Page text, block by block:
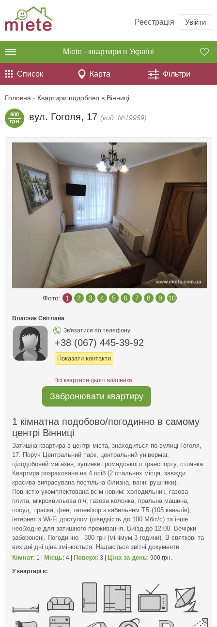
Реєстрація Увійти
Miete - квартири в Україні
Список Карта Фільтри
Головна - Квартири подобово в Вінниці
900
грн
вул. Гоголя, 17 (код: №19959)
Фото: 1 2 3 4 5 6 7 8 9 10
Власник Світлана
Зв'язатися по телефону:
+38 (067) 445-39-92
Показати контакти
Всі квартири цього власника
Забронювати квартиру
1 кімнатна подобово/погодинно в самому
центрі Вінниці
Затишна квартира в центрі міста, знаходиться по вулиці Гоголя,
17. Поруч Центральний парк, центральний універмаг,
цілодобовий магазин, зупинки громадського транспорту, стоянка.
Квартира розрахована на 4 осіб (2 спальних місця, завжди
красива випрасувана постільна білизна, ванні рушники).
Повністю укомплектована всім новим: холодильник, газова
плита, мікрохвильова піч, газова колонка, пральна машина,
посуд, праска, фен, телевізор з кабельним ТБ (105 каналів),
інтернет з Wi-Fi доступом (швидкість до 100 Мбіт/с) та інше
необхідне для затишного проживання. Виїзд до 12:00. Вечірки
заборонені. Погодинно - 300 грн (мінімум 3 години). В святкові та
вихідні дні ціна змінюється. Надаються звітні документи.
Кімнат: 1 | Місць: 4 | Поверх: 3 | Ціна за день: 900 грн.
У квартирі є: